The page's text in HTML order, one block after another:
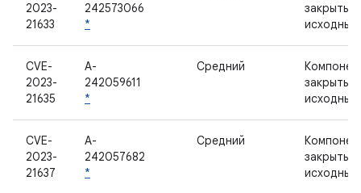
2023-
21633
242573066
*
закрытым
CVE-
2023-
21635
A-
242059611
*
Средний
закрытым
CVE-
2023-
21637
A-
242057682
*
Средний
закрытым